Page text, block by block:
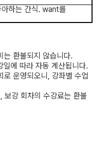
하는 간식. want를
는 환불되지 않습니다.
일에 따라 자동 계산됩니다.
로 운영되오니 , 강좌별 수업
, 보강 회차의 수강료는 환불